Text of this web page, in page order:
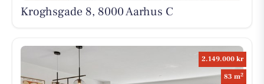
Kroghsgade 8, 8000 Aarhus C
2.149.000 kr
83 m2